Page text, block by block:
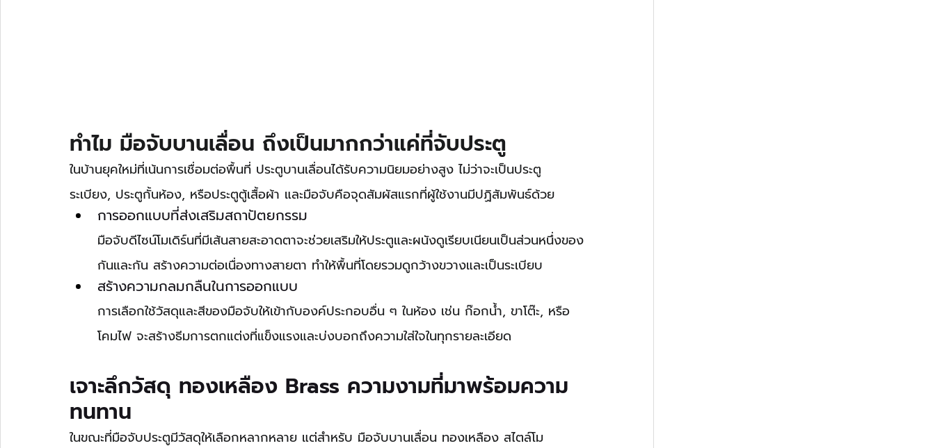
ทำไม มือจับบานเลื่อน ถึงเป็นมากกว่าแค่ที่จับประตู
ในบ้านยุคใหม่ที่เน้นการเชื่อมต่อพื้นที่ ประตูบานเลื่อนได้รับความนิยมอย่างสูง ไม่ว่าจะเป็นประตู
ระเบียง, ประตูกั้นห้อง, หรือประตูตู้เสื้อผ้า และมือจับคือจุดสัมผัสแรกที่ผู้ใช้งานมีปฏิสัมพันธ์ด้วย
การออกแบบที่ส่งเสริมสถาปัตยกรรม
มือจับดีไซน์โมเดิร์นที่มีเส้นสายสะอาดตาจะช่วยเสริมให้ประตูและผนังดูเรียบเนียนเป็นส่วนหนึ่งของ
กันและกัน สร้างความต่อเนื่องทางสายตา ทำให้พื้นที่โดยรวมดูกว้างขวางและเป็นระเบียบ
สร้างความกลมกลืนในการออกแบบ
การเลือกใช้วัสดุและสีของมือจับให้เข้ากับองค์ประกอบอื่น ๆ ในห้อง เช่น ก๊อกน้ำ, ขาโต๊ะ, หรือ
โคมไฟ จะสร้างธีมการตกแต่งที่แข็งแรงและบ่งบอกถึงความใส่ใจในทุกรายละเอียด
เจาะลึกวัสดุ ทองเหลือง Brass ความงามที่มาพร้อมความ
ทนทาน
ในขณะที่มือจับประตูมีวัสดุให้เลือกหลากหลาย แต่สำหรับ มือจับบานเลื่อน ทองเหลือง สไตล์โม